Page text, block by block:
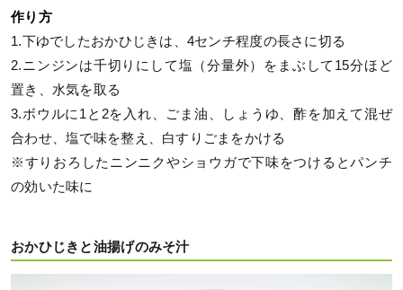
作り方
1.下ゆでしたおかひじきは、4センチ程度の長さに切る
2.ニンジンは千切りにして塩（分量外）をまぶして15分ほど
置き、水気を取る
3.ボウルに1と2を入れ、ごま油、しょうゆ、酢を加えて混ぜ
合わせ、塩で味を整え、白すりごまをかける
※すりおろしたニンニクやショウガで下味をつけるとパンチ
の効いた味に
おかひじきと油揚げのみそ汁